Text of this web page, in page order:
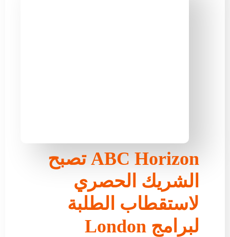
ABC Horizon تصبح
الشريك الحصري
لاستقطاب الطلبة
لبرامج London